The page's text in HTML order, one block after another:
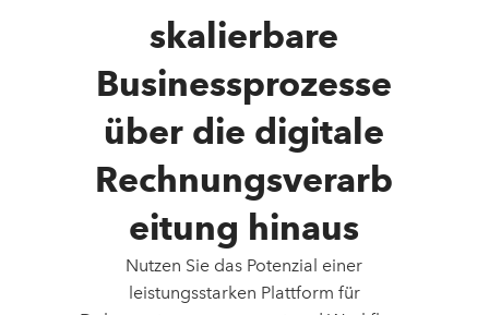
skalierbare
Businessprozesse
über die digitale
Rechnungsverarb
eitung hinaus
Nutzen Sie das Potenzial einer
leistungsstarken Plattform für